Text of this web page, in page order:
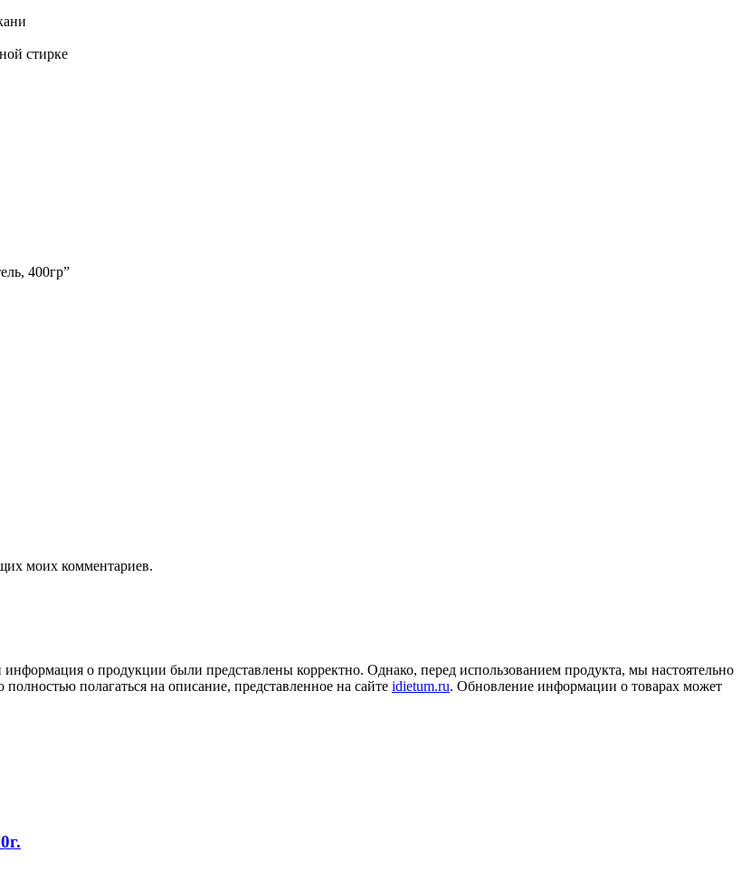
стирке
400гр”
моих комментариев.
о продукции были представлены корректно. Однако, перед использованием продукта, мы настоятельно
полагаться на описание, представленное на сайте idietum.ru. Обновление информации о товарах может